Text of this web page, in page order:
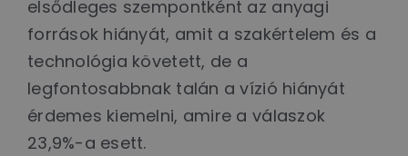
elsődleges szempontként az anyagi
források hiányát, amit a szakértelem és a
technológia követett, de a
legfontosabbnak talán a vízió hiányát
érdemes kiemelni, amire a válaszok
23,9%-a esett.